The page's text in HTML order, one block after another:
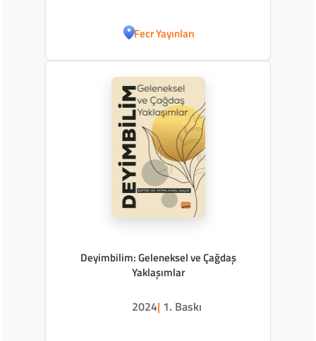
Fecr Yayınları
Deyimbilim: Geleneksel ve Çağdaş
Yaklaşımlar
2024| 1. Baskı